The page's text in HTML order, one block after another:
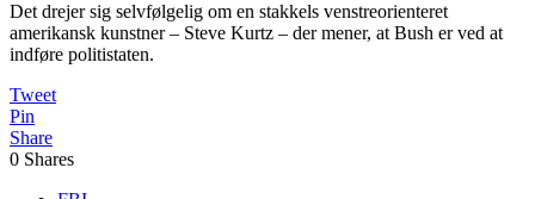
Det drejer sig selvfølgelig om en stakkels venstreorienteret
amerikansk kunstner – Steve Kurtz – der mener, at Bush er ved at
indføre politistaten.
Tweet
Pin
Share
0 Shares